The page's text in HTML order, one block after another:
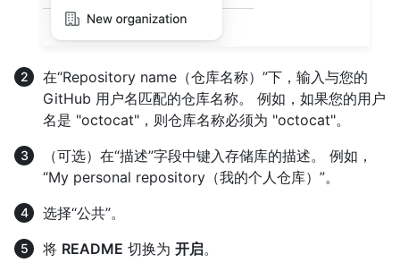
在“Repository name（仓库名称）”下，输入与您的
GitHub 用户名匹配的仓库名称。 例如，如果您的用户
名是 "octocat"，则仓库名称必须为 "octocat"。
（可选）在“描述”字段中键入存储库的描述。 例如，
“My personal repository（我的个人仓库）”。
选择“公共”。
将 README 切换为 开启。